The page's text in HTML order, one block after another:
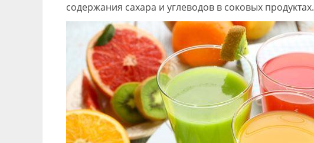
содержания сахара и углеводов в соковых продуктах.